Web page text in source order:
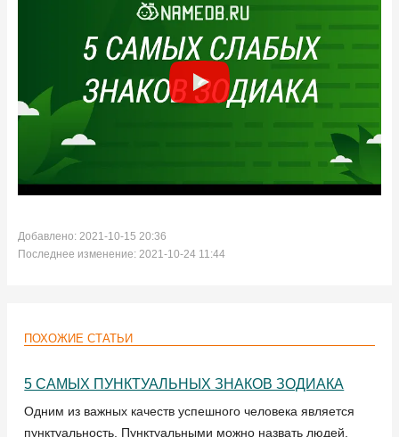
Добавлено: 2021-10-15 20:36
Последнее изменение: 2021-10-24 11:44
ПОХОЖИЕ СТАТЬИ
5 САМЫХ ПУНКТУАЛЬНЫХ ЗНАКОВ ЗОДИАКА
Одним из важных качеств успешного человека является
пунктуальность. Пунктуальными можно назвать людей,